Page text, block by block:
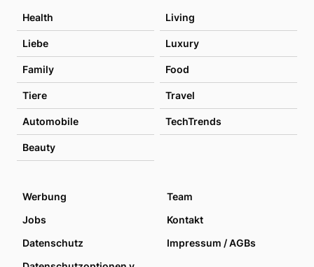
Health Living
Liebe Luxury
Family Food
Tiere Travel
Automobile TechTrends
Beauty
Werbung
Team
Jobs
Kontakt
Datenschutz
Impressum / AGBs